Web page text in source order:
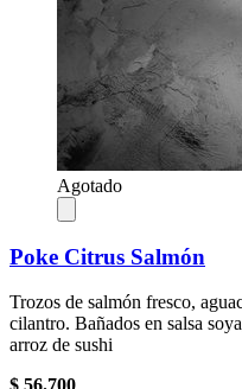
Agotado
Poke Citrus Salmón
Trozos de salmón fresco,
cilantro. Bañados en salsa
arroz de sushi